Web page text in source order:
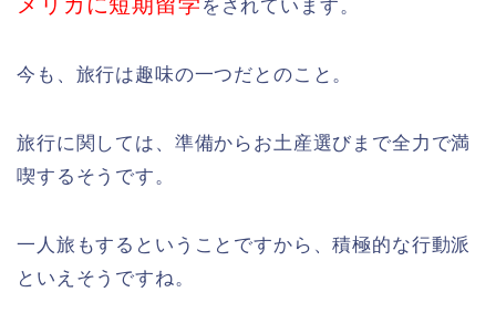
をされています。
今も、旅行は趣味の一つだとのこと。
旅行に関しては、準備からお土産選びまで全力で満
喫するそうです。
一人旅もするということですから、積極的な行動派
といえそうですね。